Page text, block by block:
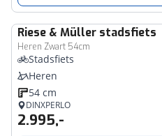
Riese & Müller stadsfiets
Heren Zwart 54cm
Stadsfiets
Heren
54 cm
DINXPERLO
2.995,-